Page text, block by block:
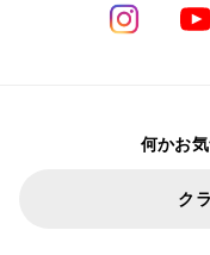
何かお
ク